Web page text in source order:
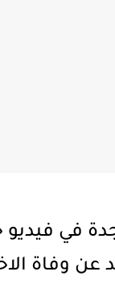
في
عن وفاة